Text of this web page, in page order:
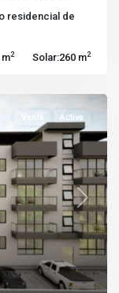
residencial de
m2 Solar:260 m2
Next
Venta Activa